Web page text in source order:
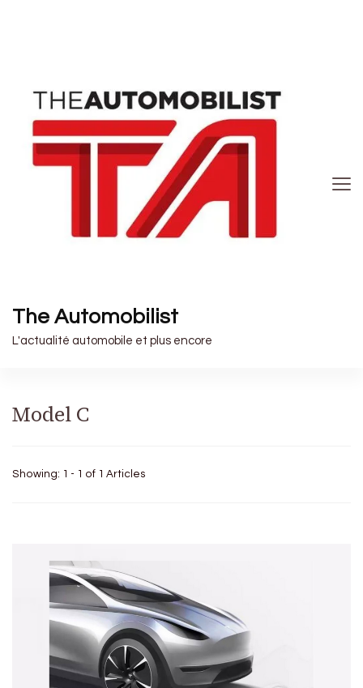
The Automobilist
L'actualité automobile et plus encore
Model C
Showing: 1 - 1 of 1 Articles